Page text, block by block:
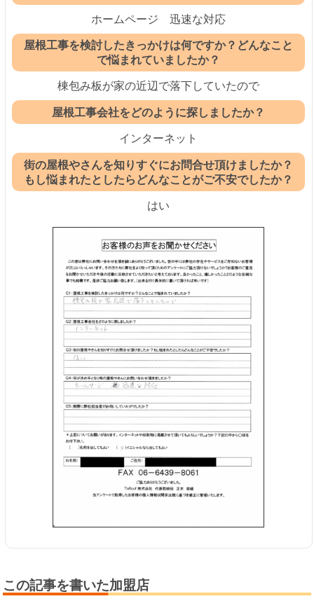
ホームページ 迅速な対応
屋根工事を検討したきっかけは何ですか？どんなこと
で悩まれていましたか？
棟包み板が家の近辺で落下していたので
屋根工事会社をどのように探しましたか？
インターネット
街の屋根やさんを知りすぐにお問合せ頂けましたか？
もし悩まれたとしたらどんなことがご不安でしたか？
はい
この記事を書いた加盟店